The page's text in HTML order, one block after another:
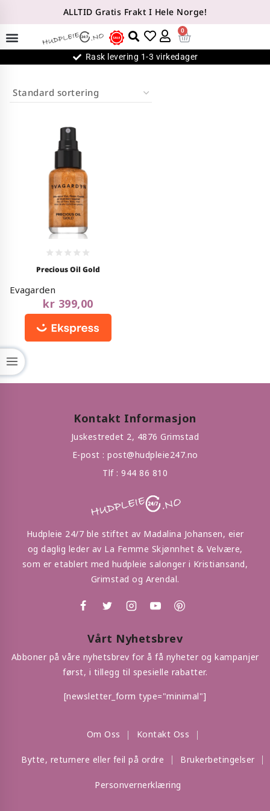
ALLTID Gratis Frakt I Hele Norge!
0
Rask levering 1-3 virkedager
0
5
Precious Oil Gold
Evagarden
kr 399,00
Kontakt Informasjon
Juskestredet 2, 4876 Grimstad
E-post : post@hudpleie247.no
Tlf : 944 86 810
Hudpleie 24/7 ble stiftet av Madalina Johansen, eier
og daglig leder av La Femme Skjønnhet & Velvære,
som er etablert med hudpleie salonger i Kristiansand,
Grimstad og Arendal.
Vårt Nyhetsbrev
Abboner på våre nyhetsbrev for å få nyheter og kampanjer
først, i tillegg til spesielle rabatter.
[newsletter_form type="minimal"]
Om Oss Kontakt Oss
Bytte, returnere eller feil på ordre Brukerbetingelser
Personvernerklæring